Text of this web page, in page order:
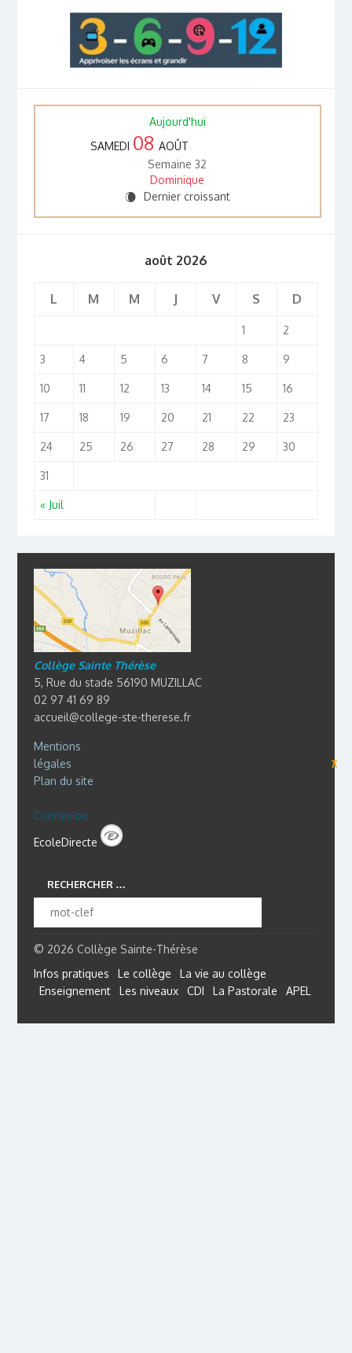
Aujourd'hui
SAMEDI 08 AOÛT
Semaine 32
Dominique
W Dernier croissant
août 2026
L M M J V S D
« Juil
1 2
3 4 5 6 7 8 9
10 11 12 13 14 15 16
17 18 19 20 21 22 23
24 25 26 27 28 29 30
31
Collège Sainte Thérèse
5, Rue du stade 56190 MUZILLAC
02 97 41 69 89
accueil@college-ste-therese.fr
Mentions
légales
⊼
Plan du site
Connexion
EcoleDirecte
RECHERCHER …
© 2026 Collège Sainte-Thérèse
Infos pratiques
Le collège
La vie au collège
Enseignement
Les niveaux CDI La Pastorale APEL